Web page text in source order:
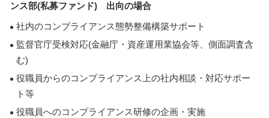
ンス部(私募ファンド) 出向の場合
社内のコンプライアンス態勢整備構築サポート
監督官庁受検対応(金融庁・資産運用業協会等、側面調査含
む)
役職員からのコンプライアンス上の社内相談・対応サポー
ト等
役職員へのコンプライアンス研修の企画・実施